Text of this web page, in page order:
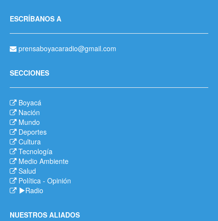
ESCRÍBANOS A
prensaboyacaradio@gmail.com
SECCIONES
Boyacá
Nación
Mundo
Deportes
Cultura
Tecnología
Medio Ambiente
Salud
Política - Opinión
Radio
NUESTROS ALIADOS